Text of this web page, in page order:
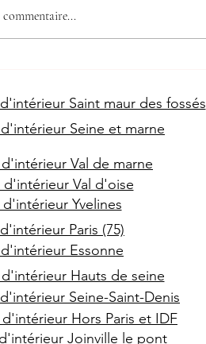
commentaire...
Saint maur des fossés
Seine et marne
Val de marne
Val d'oise
Yvelines
Paris (75)
Essonne
Hauts de seine
Seine-Saint-Denis
Hors Paris et IDF
Joinville le pont